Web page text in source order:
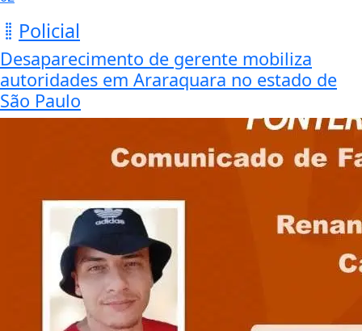
Policial
Desaparecimento de gerente mobiliza
autoridades em Araraquara no estado de
São Paulo